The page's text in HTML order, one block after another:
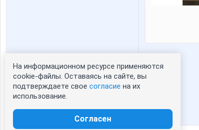
Статистика портрета:
сейчас просматривают портрет - 0
зарегистрированные пользователи
На информационном ресурсе применяются
cookie-файлы. Оставаясь на сайте, вы
подтверждаете свое согласие на их
использование.
Согласен